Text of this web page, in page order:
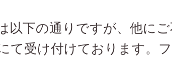
以下の通りですが、他に
て受け付けております。